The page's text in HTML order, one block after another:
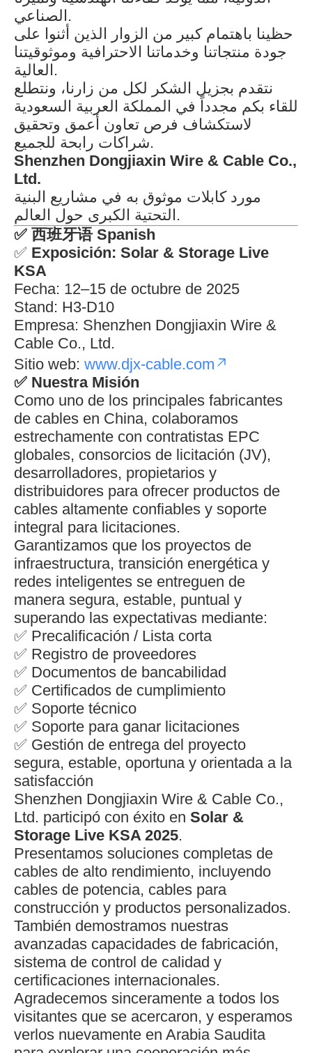
الصناعي.
حظينا باهتمام كبير من الزوار الذين أثنوا على
جودة منتجاتنا وخدماتنا الاحترافية وموثوقيتنا
العالية.
نتقدم بجزيل الشكر لكل من زارنا، ونتطلع
للقاء بكم مجدداً في المملكة العربية السعودية
لاستكشاف فرص تعاون أعمق وتحقيق
شراكات رابحة للجميع.
Shenzhen Dongjiaxin Wire & Cable Co.,
Ltd.
مورد كابلات موثوق به في مشاريع البنية
التحتية الكبرى حول العالم.
✅ 西班牙语 Spanish
✅ Exposición: Solar & Storage Live
KSA
Fecha: 12–15 de octubre de 2025
Stand: H3-D10
Empresa: Shenzhen Dongjiaxin Wire &
Cable Co., Ltd.
Sitio web: www.djx-cable.com
✅ Nuestra Misión
Como uno de los principales fabricantes
de cables en China, colaboramos
estrechamente con contratistas EPC
globales, consorcios de licitación (JV),
desarrolladores, propietarios y
distribuidores para ofrecer productos de
cables altamente confiables y soporte
integral para licitaciones.
Garantizamos que los proyectos de
infraestructura, transición energética y
redes inteligentes se entreguen de
manera segura, estable, puntual y
superando las expectativas mediante:
✅ Precalificación / Lista corta
✅ Registro de proveedores
✅ Documentos de bancabilidad
✅ Certificados de cumplimiento
✅ Soporte técnico
✅ Soporte para ganar licitaciones
✅ Gestión de entrega del proyecto
segura, estable, oportuna y orientada a la
satisfacción
Shenzhen Dongjiaxin Wire & Cable Co.,
Ltd. participó con éxito en Solar &
Storage Live KSA 2025.
Presentamos soluciones completas de
cables de alto rendimiento, incluyendo
cables de potencia, cables para
construcción y productos personalizados.
También demostramos nuestras
avanzadas capacidades de fabricación,
sistema de control de calidad y
certificaciones internacionales.
Agradecemos sinceramente a todos los
visitantes que se acercaron, y esperamos
verlos nuevamente en Arabia Saudita